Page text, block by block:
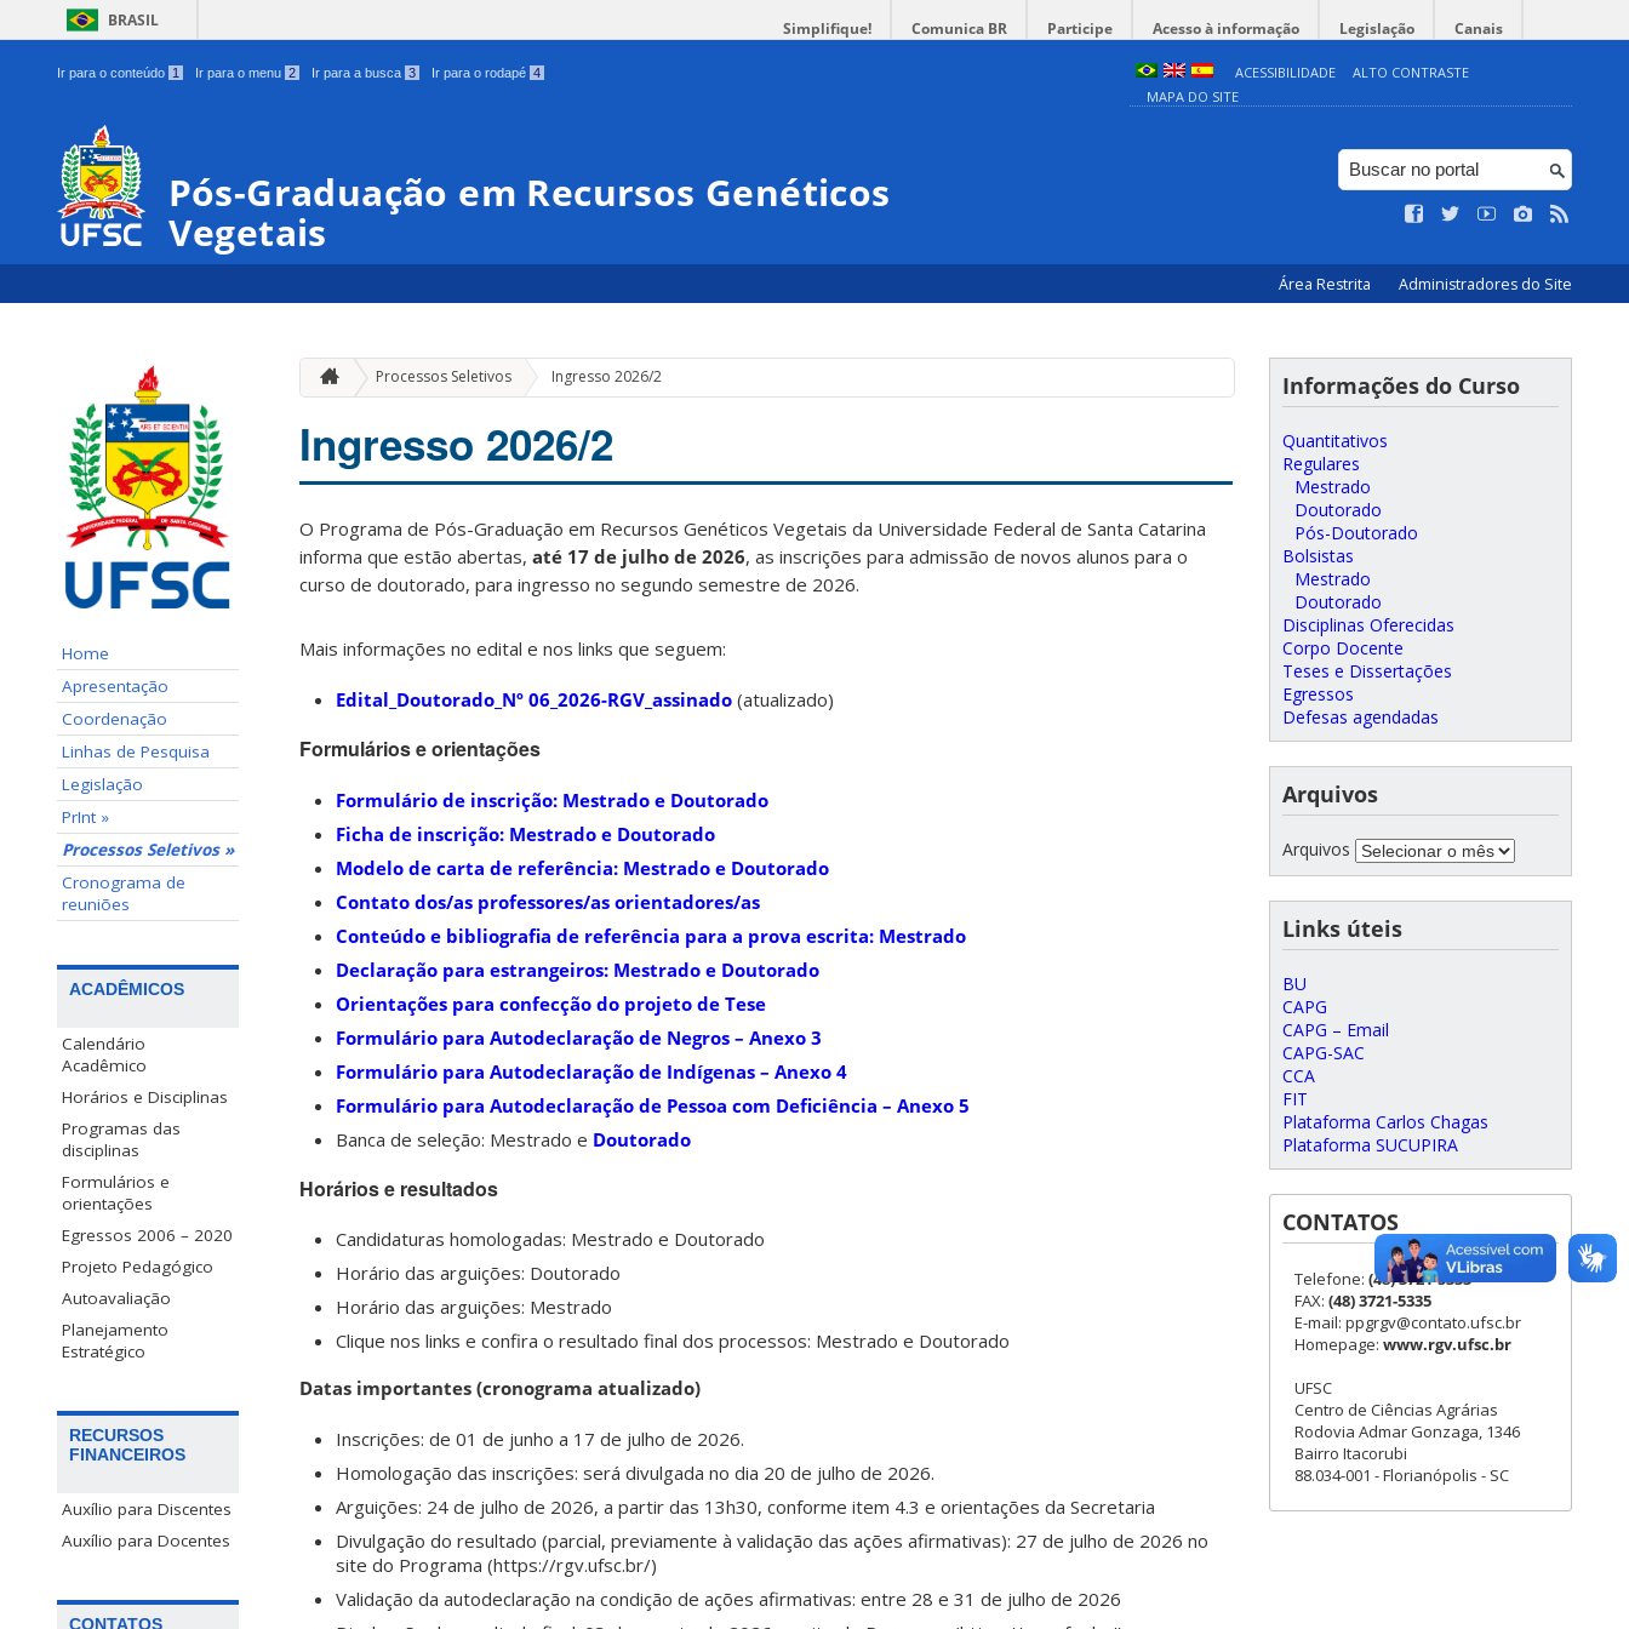
BRASIL Simplifique! Comunica BR Participe Acesso à informação Legislação Canais
Ir para o conteúdo 1 Ir para o menu 2 Ir para a busca 3 Ir para o rodapé 4 ACESSIBILIDADE
ALTO CONTRASTE
MAPA DO SITE
Pós-Graduação em Recursos Genéticos
Vegetais
Área Restrita Administradores do Site
Home
Apresentação
Coordenação
Linhas de Pesquisa
Legislação
PrInt »
Processos Seletivos »
Cronograma de
reuniões
ACADÊMICOS
Calendário
Acadêmico
Horários e Disciplinas
Programas das
disciplinas
Formulários e
orientações
Egressos 2006 – 2020
Projeto Pedagógico
Autoavaliação
Planejamento
Estratégico
RECURSOS
FINANCEIROS
Auxílio para Discentes
Auxílio para Docentes
CONTATOS
Processos Seletivos Ingresso 2026/2
Ingresso 2026/2
O Programa de Pós-Graduação em Recursos Genéticos Vegetais da Universidade Federal de Santa Catarina
informa que estão abertas, até 17 de julho de 2026, as inscrições para admissão de novos alunos para o
curso de doutorado, para ingresso no segundo semestre de 2026.
Mais informações no edital e nos links que seguem:
Edital_Doutorado_Nº 06_2026-RGV_assinado (atualizado)
Formulários e orientações
Formulário de inscrição: Mestrado e Doutorado
Ficha de inscrição: Mestrado e Doutorado
Modelo de carta de referência: Mestrado e Doutorado
Contato dos/as professores/as orientadores/as
Conteúdo e bibliografia de referência para a prova escrita: Mestrado
Declaração para estrangeiros: Mestrado e Doutorado
Orientações para confecção do projeto de Tese
Formulário para Autodeclaração de Negros – Anexo 3
Formulário para Autodeclaração de Indígenas – Anexo 4
Formulário para Autodeclaração de Pessoa com Deficiência – Anexo 5
Banca de seleção: Mestrado e Doutorado
Horários e resultados
Candidaturas homologadas: Mestrado e Doutorado
Horário das arguições: Doutorado
Horário das arguições: Mestrado
Clique nos links e confira o resultado final dos processos: Mestrado e Doutorado
Datas importantes (cronograma atualizado)
Inscrições: de 01 de junho a 17 de julho de 2026.
Homologação das inscrições: será divulgada no dia 20 de julho de 2026.
Arguições: 24 de julho de 2026, a partir das 13h30, conforme item 4.3 e orientações da Secretaria
Divulgação do resultado (parcial, previamente à validação das ações afirmativas): 27 de julho de 2026 no
site do Programa (https://rgv.ufsc.br/)
Validação da autodeclaração na condição de ações afirmativas: entre 28 e 31 de julho de 2026
Informações do Curso
Quantitativos
Regulares
Mestrado
Doutorado
Pós-Doutorado
Bolsistas
Mestrado
Doutorado
Disciplinas Oferecidas
Corpo Docente
Teses e Dissertações
Egressos
Defesas agendadas
Arquivos
Arquivos
Links úteis
BU
CAPG
CAPG – Email
CAPG-SAC
CCA
FIT
Plataforma Carlos Chagas
Plataforma SUCUPIRA
CONTATOS
Telefone: (48) 3721-5333
FAX: (48) 3721-5335
E-mail: ppgrgv@contato.ufsc.br
Homepage: www.rgv.ufsc.br
UFSC
Centro de Ciências Agrárias
Rodovia Admar Gonzaga, 1346
Bairro Itacorubi
88.034-001 - Florianópolis - SC